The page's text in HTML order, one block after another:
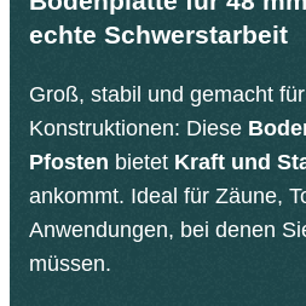
echte Schwerstarbeit
Groß, stabil und gemacht
Konstruktionen: Diese
Pfosten bietet Kraft und
ankommt. Ideal für Zäune,
Anwendungen, bei denen
müssen.